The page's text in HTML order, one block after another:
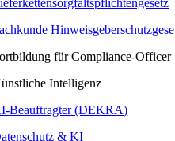
für Compliance-Officer
Intelligenz
Beauftragter (DEKRA)
& KI